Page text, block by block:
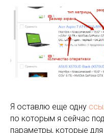
Я оставлю еще одну
по которым я сейчас
параметры, которые